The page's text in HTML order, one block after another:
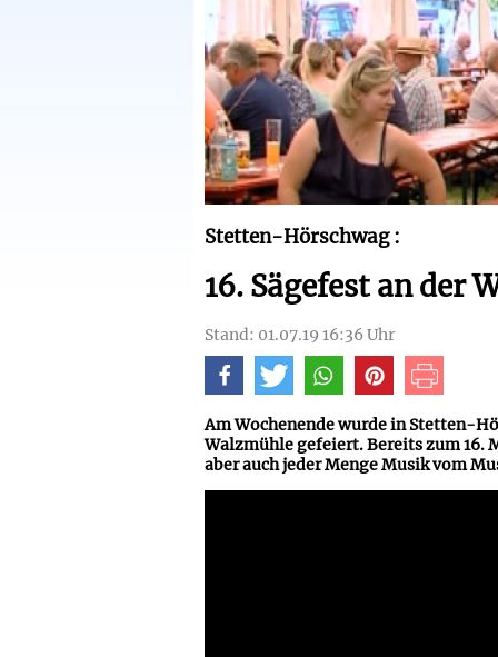
Stetten-Hörschwag :
16. Sägefest an der
Stand: 01.07.19 16:36 Uhr
Am Wochenende wurde in Stetten-
Walzmühle gefeiert. Bereits zum 16.
aber auch jeder Menge Musik vom